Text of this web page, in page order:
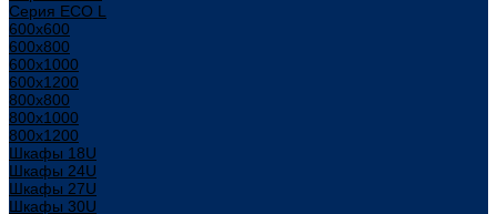
Серия ECO L
600x600
600x800
600х1000
600х1200
800x800
800х1000
800х1200
Шкафы 18U
Шкафы 24U
Шкафы 27U
Шкафы 30U